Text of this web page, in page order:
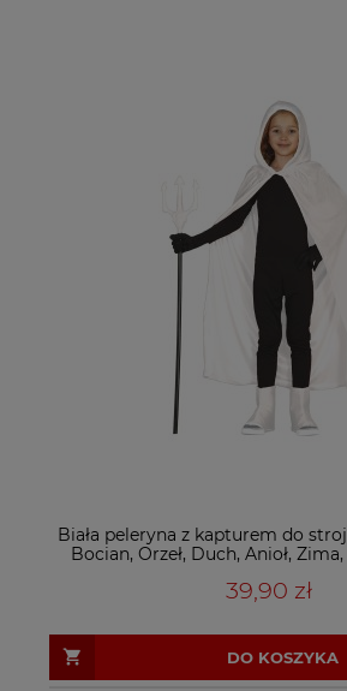
Biała peleryna z kapturem do
Bocian, Orzeł, Duch, Anioł,
39,90 zł
DO KOSZYKA